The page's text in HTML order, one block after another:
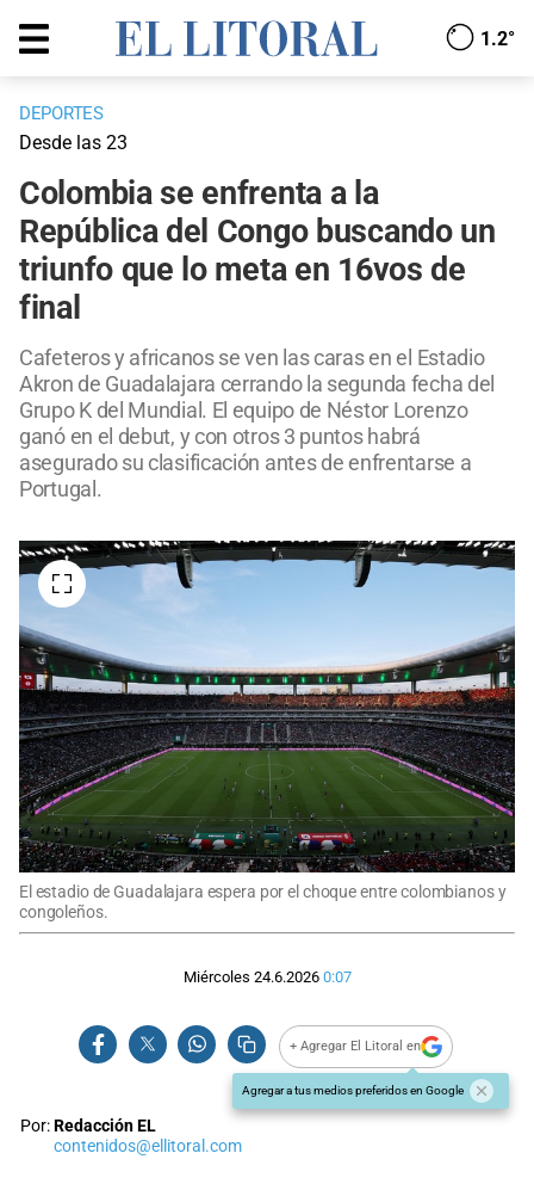
1.2°
DEPORTES
Desde las 23
Colombia se enfrenta a la
República del Congo buscando un
triunfo que lo meta en 16vos de
final
Cafeteros y africanos se ven las caras en el Estadio
Akron de Guadalajara cerrando la segunda fecha del
Grupo K del Mundial. El equipo de Néstor Lorenzo
ganó en el debut, y con otros 3 puntos habrá
asegurado su clasificación antes de enfrentarse a
Portugal.
El estadio de Guadalajara espera por el choque entre colombianos y
congoleños.
Miércoles 24.6.2026 0:07
+ Agregar El Litoral en
Agregar a tus medios preferidos en Google
Por:Redacción EL
contenidos@ellitoral.com